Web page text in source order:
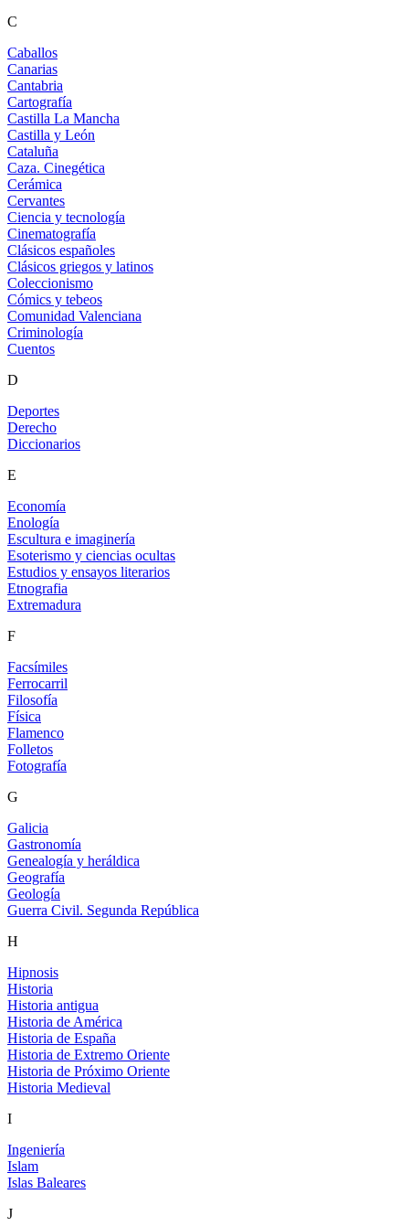
C
Caballos
Canarias
Cantabria
Cartografía
Castilla La Mancha
Castilla y León
Cataluña
Caza. Cinegética
Cerámica
Cervantes
Ciencia y tecnología
Cinematografía
Clásicos españoles
Clásicos griegos y latinos
Coleccionismo
Cómics y tebeos
Comunidad Valenciana
Criminología
Cuentos
D
Deportes
Derecho
Diccionarios
E
Economía
Enología
Escultura e imaginería
Esoterismo y ciencias ocultas
Estudios y ensayos literarios
Etnografia
Extremadura
F
Facsímiles
Ferrocarril
Filosofía
Física
Flamenco
Folletos
Fotografía
G
Galicia
Gastronomía
Genealogía y heráldica
Geografía
Geología
Guerra Civil. Segunda República
H
Hipnosis
Historia
Historia antigua
Historia de América
Historia de España
Historia de Extremo Oriente
Historia de Próximo Oriente
Historia Medieval
I
Ingeniería
Islam
Islas Baleares
J